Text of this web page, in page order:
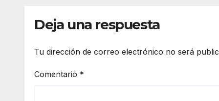
Deja una respuesta
Tu dirección de correo electrónico no será
Comentario *